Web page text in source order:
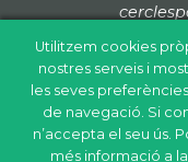
Utilitzem cookies
nostres serveis i
les seves
de navegació. Si
n’accepta el seu ús.
més informació a
Política de